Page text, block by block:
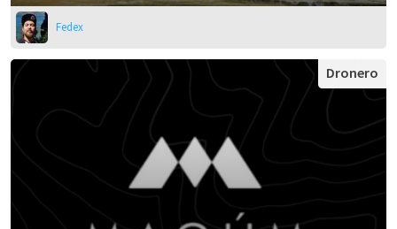
Fedex
Dronero